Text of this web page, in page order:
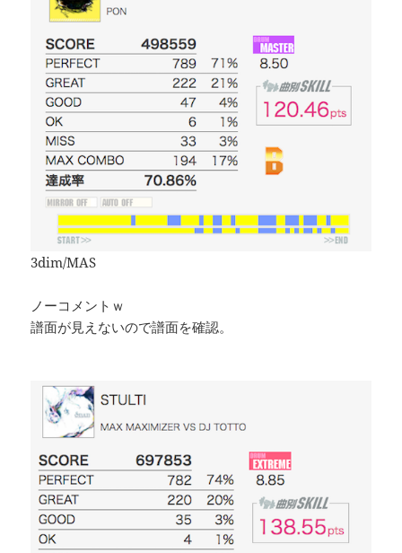
3dim/MAS
ノーコメントｗ
譜面が見えないので譜面を確認。